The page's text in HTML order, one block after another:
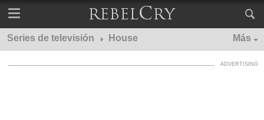
Series de televisión House Más